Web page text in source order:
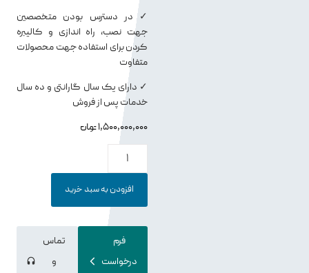
✓ در دسترس بودن متخصصین
جهت نصب، راه اندازی و کالیبره
کردن برای استفاده جهت محصولات
متفاوت
✓ دارای یک سال گارانتی و ده سال
خدمات پس از فروش
1,500,000,000تومان
افزودن به سبد خرید
فرم
درخواست
تماس
و